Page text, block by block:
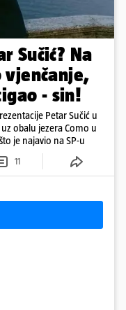
Sučić? Na
- sin!
Petar Sučić u
obalu jezera Como u
je najavio na SP-u
11